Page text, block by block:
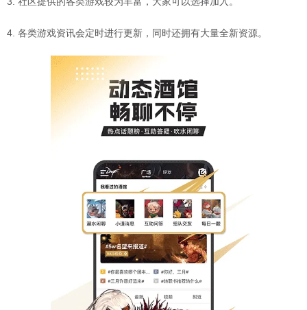
4. 各类游戏资讯会定时进行更新，同时还拥有大量全新资源。